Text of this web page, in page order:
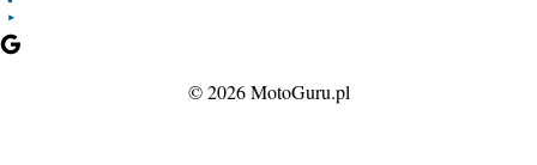
© 2026 MotoGuru.pl